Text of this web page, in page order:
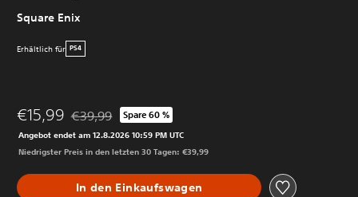
Square Enix
Erhältlich für PS4
€15,99 Preisnachlass gegenüber dem Originalpreis von
€39,99 Spare 60 %
Angebot endet am 12.8.2026 10:59 PM UTC
Niedrigster Preis in den letzten 30 Tagen: €39,99
In den Einkaufswagen